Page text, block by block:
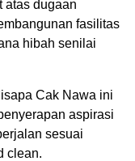
atas dugaan
fasilitas
hibah senilai
Cak Nawa ini
aspirasi
sesuai
clean.